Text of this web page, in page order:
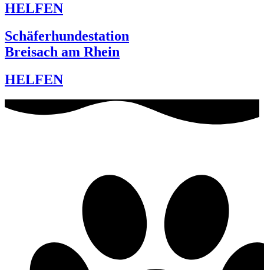
HELFEN
Schäferhundestation
Breisach am Rhein
HELFEN